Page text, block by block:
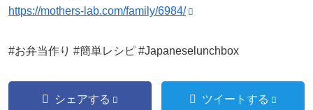
https://mothers-lab.com/family/6984/
#お弁当作り #簡単レシピ #Japaneselunchbox
シェアする ツイートする